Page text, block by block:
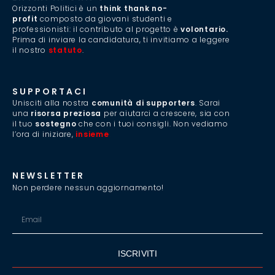
Orizzonti Politici è un think thank no-
profit composto da giovani studenti e
professionisti: il contributo al progetto èvolontario.
Prima di inviare la candidatura, ti invitiamo a leggere
il nostro statuto.
SUPPORTACI
Unisciti alla nostra comunità di supporters. Sarai
una risorsa preziosa per aiutarci a crescere, sia con
il tuo sostegno che con i tuoi consigli. Non vediamo
l’ora di iniziare, insieme
NEWSLETTER
Non perdere nessun aggiornamento!
ISCRIVITI